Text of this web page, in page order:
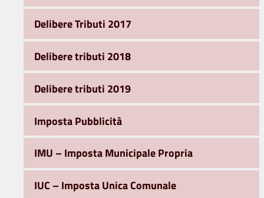
Delibere Tributi 2017
Delibere tributi 2018
Delibere tributi 2019
Imposta Pubblicità
IMU – Imposta Municipale Propria
IUC – Imposta Unica Comunale